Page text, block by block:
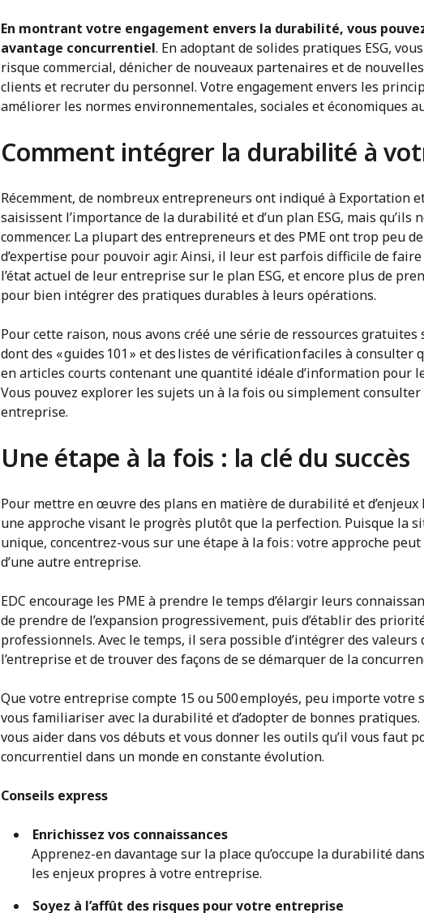
En montrant votre engagement envers la durabilité, vous
avantage concurrentiel. En adoptant de solides pratiques ESG,
risque commercial, dénicher de nouveaux partenaires et de
clients et recruter du personnel. Votre engagement envers les
améliorer les normes environnementales, sociales et économiques
Comment intégrer la durabilité à
Récemment, de nombreux entrepreneurs ont indiqué à Exportation
saisissent l’importance de la durabilité et d’un plan ESG, mais qu’ils
commencer. La plupart des entrepreneurs et des PME ont trop peu
d’expertise pour pouvoir agir. Ainsi, il leur est parfois difficile de
l’état actuel de leur entreprise sur le plan ESG, et encore plus de
pour bien intégrer des pratiques durables à leurs opérations.
Pour cette raison, nous avons créé une série de ressources
dont des « guides 101 » et des listes de vérification faciles à consulter
en articles courts contenant une quantité idéale d’information pour
Vous pouvez explorer les sujets un à la fois ou simplement
entreprise.
Une étape à la fois : la clé du succès
Pour mettre en œuvre des plans en matière de durabilité et d’enjeux
une approche visant le progrès plutôt que la perfection. Puisque la
unique, concentrez-vous sur une étape à la fois : votre approche
d’une autre entreprise.
EDC encourage les PME à prendre le temps d’élargir leurs
de prendre de l’expansion progressivement, puis d’établir des
professionnels. Avec le temps, il sera possible d’intégrer des
l’entreprise et de trouver des façons de se démarquer de la
Que votre entreprise compte 15 ou 500 employés, peu importe votre
vous familiariser avec la durabilité et d’adopter de bonnes pratiques.
vous aider dans vos débuts et vous donner les outils qu’il vous faut
concurrentiel dans un monde en constante évolution.
Conseils express
Enrichissez vos connaissances
Apprenez-en davantage sur la place qu’occupe la durabilité
les enjeux propres à votre entreprise.
Soyez à l’affût des risques pour votre entreprise